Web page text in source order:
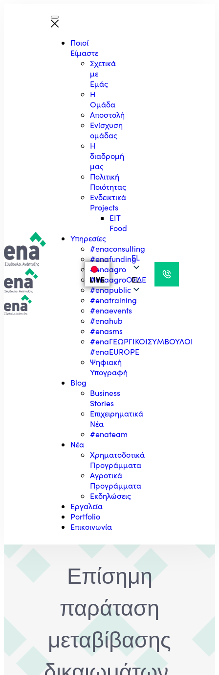
Ποιοί
Είμαστε
Σχετικά
με
Εμάς
Η
Ομάδα
Αποστολή
Ενίσχυση
ομάδας
Η
διαδρομή
μας
Πολιτική
Ποιότητας
Ενδεικτικά
Projects
EIT
Food
Υπηρεσίες
#enaconsulting
#enafunding
#enaagro
#enaagroΟΣΔΕ
#enapublic
#enatraining
#enaevents
#enahub
#enasms
#enaΓΕΩΡΓΙΚΟΙΣΥΜΒΟΥΛΟΙ
#enaEUROPE
Ψηφιακή
Υπογραφή
Blog
Business
Stories
Επιχειρηματικά
Νέα
#enateam
Νέα
Χρηματοδοτικά
Προγράμματα
Αγροτικά
Προγράμματα
Εκδηλώσεις
Εργαλεία
Portfolio
Επικοινωνία
LIVE
EL
EL
Επίσημη
παράταση
μεταβίβασης